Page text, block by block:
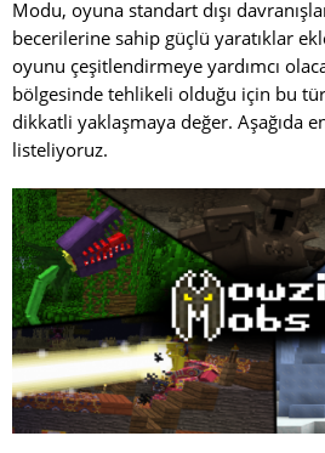
Modu, oyuna standart dışı
becerilerine sahip güçlü yaratıklar
oyunu çeşitlendirmeye yardımcı
bölgesinde tehlikeli olduğu için bu
dikkatli yaklaşmaya değer. Aşağıda
listeliyoruz.